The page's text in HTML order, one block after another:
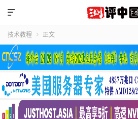

技术教程  正文